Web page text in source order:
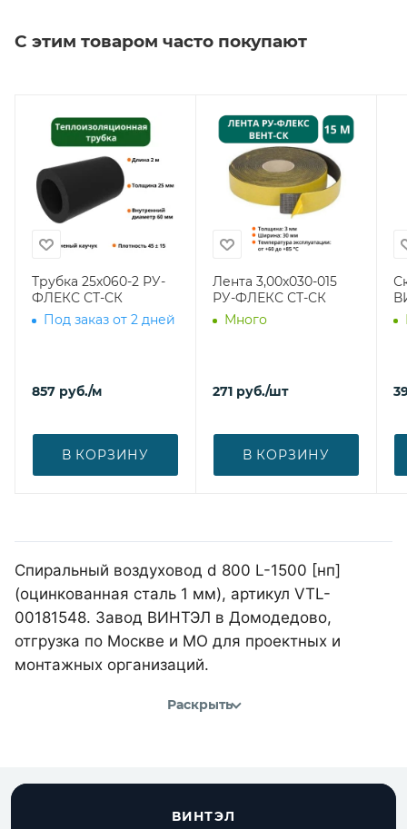
С этим товаром часто покупают
Трубка 25х060-2 РУ-
ФЛЕКС СТ-СК
Под заказ от 2 дней
857 руб./м
В КОРЗИНУ
Лента 3,00х030-015
РУ-ФЛЕКС СТ-СК
Много
271 руб./шт
В КОРЗИНУ
Спиральный воздуховод d 800 L-1500 [нп]
(оцинкованная сталь 1 мм), артикул VTL-
00181548. Завод ВИНТЭЛ в Домодедово,
отгрузка по Москве и МО для проектных и
монтажных организаций.
Раскрыть
ВИНТЭЛ